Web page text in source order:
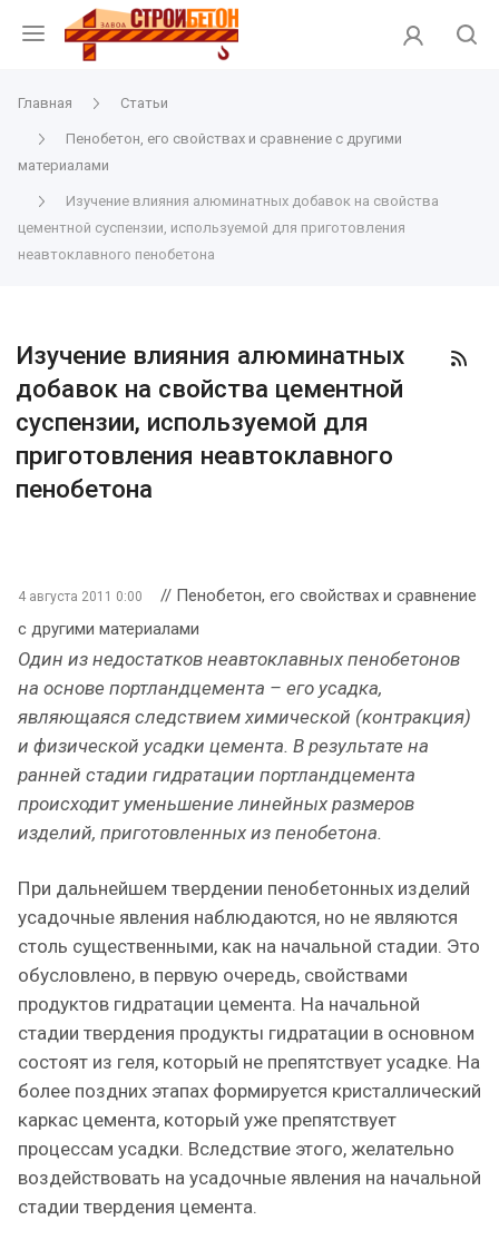
Главная Статьи
Пенобетон, его свойствах и сравнение с другими
материалами
Изучение влияния алюминатных добавок на свойства
цементной суспензии, используемой для приготовления
неавтоклавного пенобетона
Изучение влияния алюминатных
добавок на свойства цементной
суспензии, используемой для
приготовления неавтоклавного
пенобетона
4 августа 2011 0:00
// Пенобетон, его свойствах и сравнение
с другими материалами
Один из недостатков неавтоклавных пенобетонов
на основе портландцемента – его усадка,
являющаяся следствием химической (контракция)
и физической усадки цемента. В результате на
ранней стадии гидратации портландцемента
происходит уменьшение линейных размеров
изделий, приготовленных из пенобетона.
При дальнейшем твердении пенобетонных изделий
усадочные явления наблюдаются, но не являются
столь существенными, как на начальной стадии. Это
обусловлено, в первую очередь, свойствами
продуктов гидратации цемента. На начальной
стадии твердения продукты гидратации в основном
состоят из геля, который не препятствует усадке. На
более поздних этапах формируется кристаллический
каркас цемента, который уже препятствует
процессам усадки. Вследствие этого, желательно
воздействовать на усадочные явления на начальной
стадии твердения цемента.